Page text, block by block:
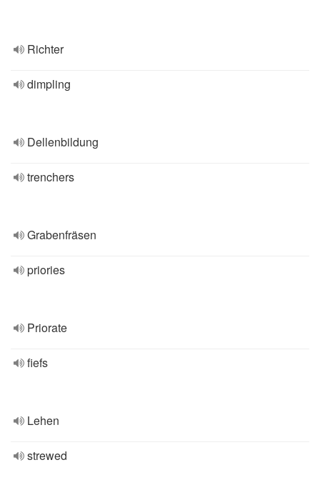
Richter
dimpling
Dellenbildung
trenchers
Grabenfräsen
priories
Priorate
fiefs
Lehen
strewed